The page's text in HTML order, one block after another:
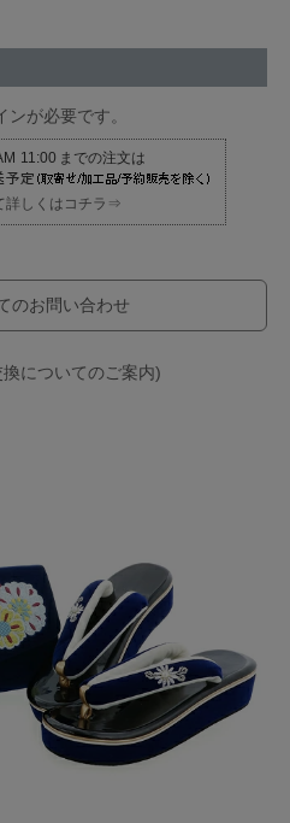
が必要です。
詳しくはコチラ⇒
のお問い合わせ
についてのご案内)